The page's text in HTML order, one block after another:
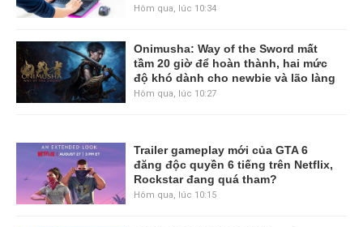
Hôm qua, lúc 10:34
Onimusha: Way of the Sword mất
tầm 20 giờ để hoàn thành, hai mức
độ khó dành cho newbie và lão làng
Hôm qua, lúc 10:27
Trailer gameplay mới của GTA 6
đăng độc quyền 6 tiếng trên Netflix,
Rockstar đang quá tham?
Hôm qua, lúc 10:15